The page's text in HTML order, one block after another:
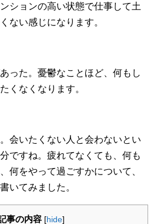
ションの高い状態で仕事して土
ない感じになります。
った。憂鬱なことほど、何もし
くなくなります。
会いたくない人と会わないとい
ですね。疲れてなくても、何も
何をやって過ごすかについて、
いてみました。
事の内容 [hide]